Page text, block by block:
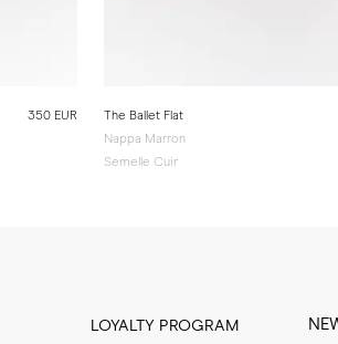
350 EUR
The Ballet Flat
Nappa Marron
Semelle Cuir
LOYALTY PROGRAM